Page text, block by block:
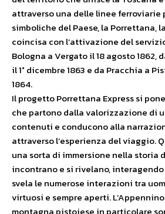
attraverso una delle linee ferroviarie
simboliche del Paese, la Porrettana,
coincisa con l’attivazione del
Bologna a Vergato il 18 agosto 1862,
il 1° dicembre 1863 e da Pracchia a
1864.
Il progetto Porrettana Express si
che partono dalla valorizzazione di
contenuti e conducono alla
attraverso l’esperienza del viaggio.
una sorta di immersione nella storia
incontrano e si rivelano,
svela le numerose interazioni tra
virtuosi e sempre aperti.